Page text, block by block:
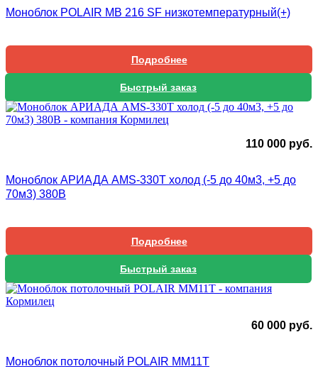
Моноблок POLAIR МВ 216 SF низкотемпературный(+)
Подробнее
Быстрый заказ
110 000 руб.
Моноблок АРИАДА AMS-330T холод (-5 до 40м3, +5 до
70м3) 380В
Подробнее
Быстрый заказ
60 000 руб.
Моноблок потолочный POLAIR MM11T